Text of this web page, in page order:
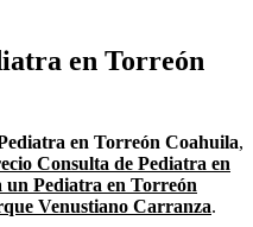
en Torreón
en Torreón Coahuila,
Consulta de Pediatra en
un Pediatra en Torreón
Venustiano Carranza.